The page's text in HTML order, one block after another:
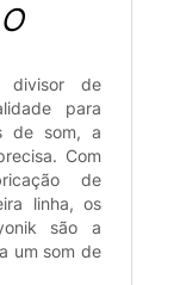
divisor de
para
de som, a
Com
de
linha, os
são a
um som de